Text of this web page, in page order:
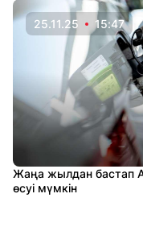
25.11.25 15:47
Жаңа жылдан бастап
өсуі мүмкін